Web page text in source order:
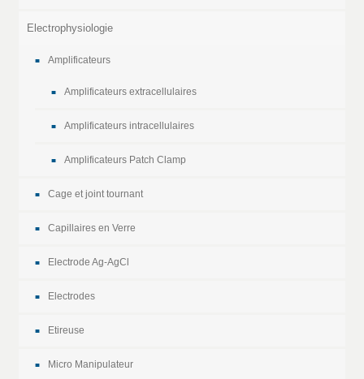
Electrophysiologie
Amplificateurs
Amplificateurs extracellulaires
Amplificateurs intracellulaires
Amplificateurs Patch Clamp
Cage et joint tournant
Capillaires en Verre
Electrode Ag-AgCl
Electrodes
Etireuse
Micro Manipulateur